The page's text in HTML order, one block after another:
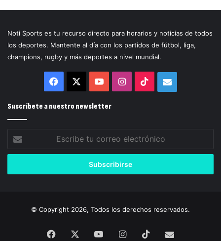
Noti Sports es tu recurso directo para horarios y noticias de todos
los deportes. Mantente al día con los partidos de fútbol, liga,
champions, rugby y más deportes a nivel mundial.
Facebook YouTubeInstagram
TikTokCorreo
Suscríbete a nuestro newsletter
correo
© Copyright 2026, Todos los derechos reservados.
Facebook YouTubeInstagram
TikTokCorreo